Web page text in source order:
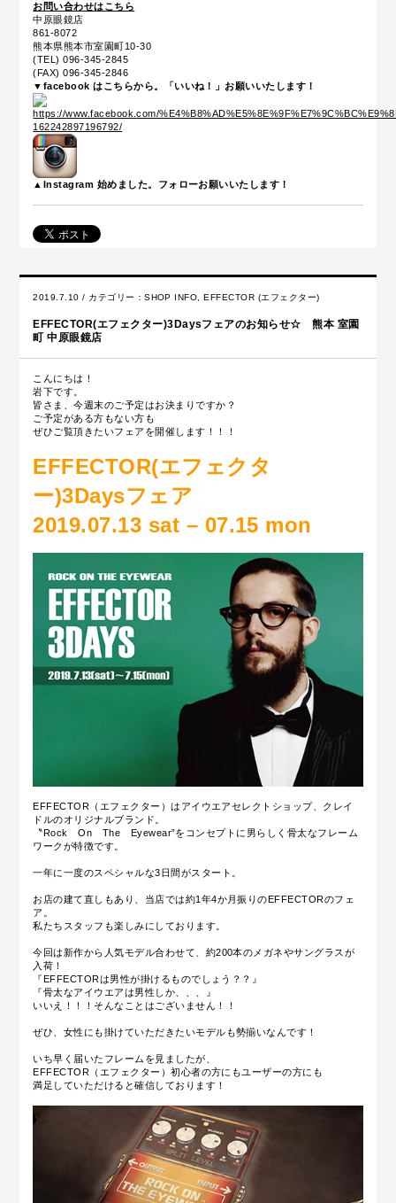
お問い合わせはこちら
中原眼鏡店
861-8072
熊本県熊本市室園町10-30
(TEL) 096-345-2845
(FAX) 096-345-2846
▼facebook はこちらから。「いいね！」お願いいたします！
▲Instagram 始めました。フォローお願いいたします！
2019.7.10 / カテゴリー：SHOP INFO ,EFFECTOR (エフェクター)
EFFECTOR(エフェクター)3Daysフェアのお知らせ☆ 熊本 室園
町 中原眼鏡店
こんにちは！
岩下です。
皆さま、今週末のご予定はお決まりですか？
ご予定がある方もない方も
ぜひご覧頂きたいフェアを開催します！！！
EFFECTOR(エフェクタ
ー)3Daysフェア
2019.07.13 sat – 07.15 mon
EFFECTOR（エフェクター）はアイウエアセレクトショップ、クレイ
ドルのオリジナルブランド。
〝Rock On The Eyewear”をコンセプトに男らしく骨太なフレーム
ワークが特徴です。
一年に一度のスペシャルな3日間がスタート。
お店の建て直しもあり、当店では約1年4か月振りのEFFECTORのフェ
ア。
私たちスタッフも楽しみにしております。
今回は新作から人気モデル合わせて、約200本のメガネやサングラスが
入荷！
『EFFECTORは男性が掛けるものでしょう？？』
『骨太なアイウエアは男性しか、、、』
いいえ！！！そんなことはございません！！
ぜひ、女性にも掛けていただきたいモデルも勢揃いなんです！
いち早く届いたフレームを見ましたが、
EFFECTOR（エフェクター）初心者の方にもユーザーの方にも
満足していただけると確信しております！